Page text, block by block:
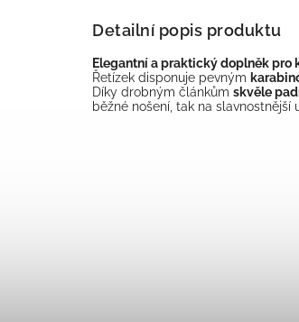
Detailní popis produktu
Elegantní a praktický doplněk pro
Řetízek disponuje pevným
Díky drobným článkům skvěle
běžné nošení, tak na